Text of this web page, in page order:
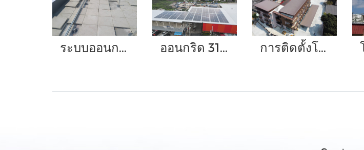
ระบบออนกริดขนาด 20 กิโลวัตต์ ออนกริด 315 กิโลวัตต์ การติดตั้งโซลาร์รูฟท็อประดับมืออาชีพสำหรับอพาร์ตเมนต์